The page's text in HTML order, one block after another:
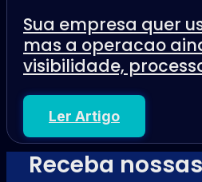
Sua empresa quer
mas a operacao
visibilidade,
Ler Artigo
Receba